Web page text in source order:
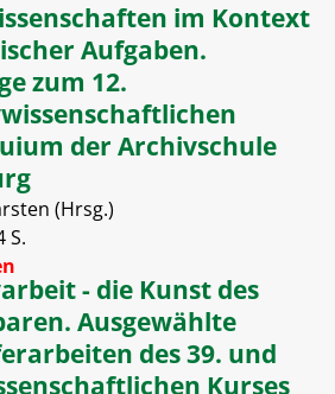
im Kontext
Aufgaben.
zum 12.
der Archivschule
(Hrsg.)
S.
- die Kunst des
Ausgewählte
des 39. und
Kurses